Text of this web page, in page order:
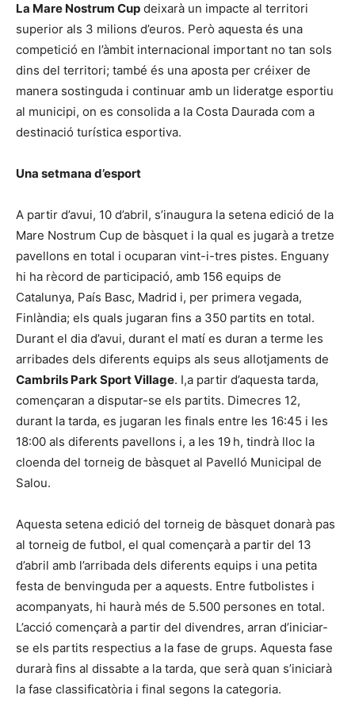
La Mare Nostrum Cup deixarà un impacte al territori
superior als 3 milions d’euros. Però aquesta és una
competició en l’àmbit internacional important no tan sols
dins del territori; també és una aposta per créixer de
manera sostinguda i continuar amb un lideratge esportiu
al municipi, on es consolida a la Costa Daurada com a
destinació turística esportiva.
Una setmana d’esport
A partir d’avui, 10 d’abril, s’inaugura la setena edició de la
Mare Nostrum Cup de bàsquet i la qual es jugarà a tretze
pavellons en total i ocuparan vint-i-tres pistes. Enguany
hi ha rècord de participació, amb 156 equips de
Catalunya, País Basc, Madrid i, per primera vegada,
Finlàndia; els quals jugaran fins a 350 partits en total.
Durant el dia d’avui, durant el matí es duran a terme les
arribades dels diferents equips als seus allotjaments de
Cambrils Park Sport Village. I,a partir d’aquesta tarda,
començaran a disputar-se els partits. Dimecres 12,
durant la tarda, es jugaran les finals entre les 16:45 i les
18:00 als diferents pavellons i, a les 19 h, tindrà lloc la
cloenda del torneig de bàsquet al Pavelló Municipal de
Salou.
Aquesta setena edició del torneig de bàsquet donarà pas
al torneig de futbol, el qual començarà a partir del 13
d’abril amb l’arribada dels diferents equips i una petita
festa de benvinguda per a aquests. Entre futbolistes i
acompanyats, hi haurà més de 5.500 persones en total.
L’acció començarà a partir del divendres, arran d’iniciar-
se els partits respectius a la fase de grups. Aquesta fase
durarà fins al dissabte a la tarda, que serà quan s’iniciarà
la fase classificatòria i final segons la categoria.